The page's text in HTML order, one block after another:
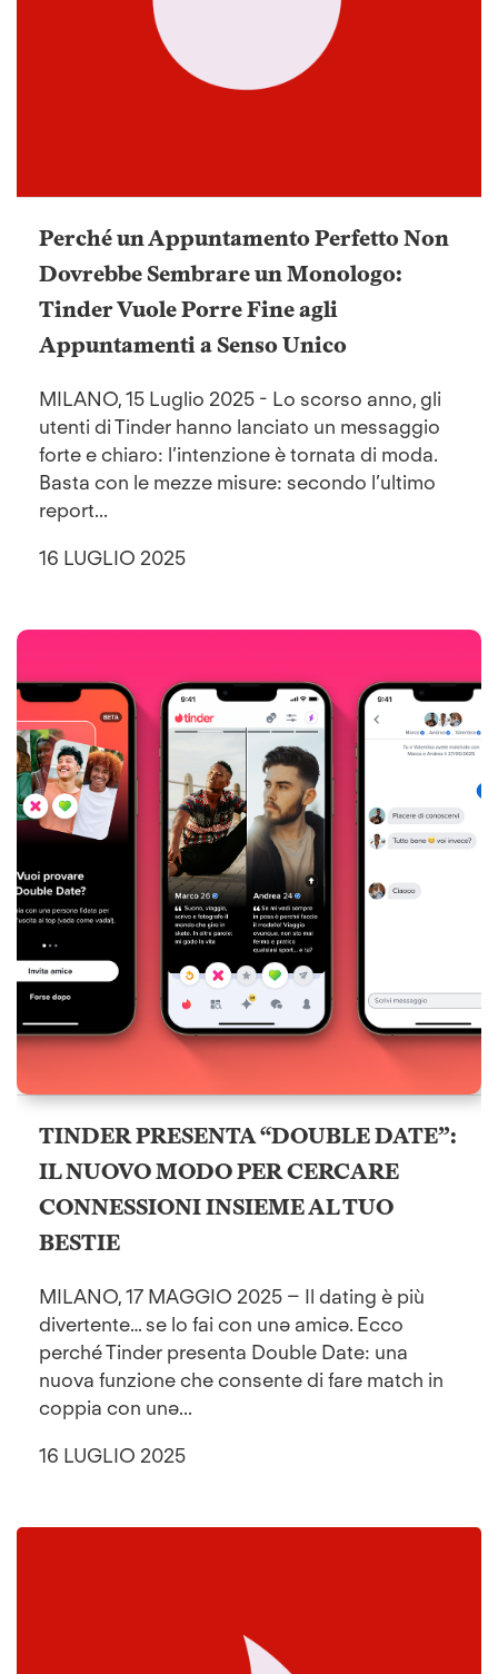
Perché un Appuntamento Perfetto Non
Dovrebbe Sembrare un Monologo:
Tinder Vuole Porre Fine agli
Appuntamenti a Senso Unico
MILANO, 15 Luglio 2025 - Lo scorso anno, gli
utenti di Tinder hanno lanciato un messaggio
forte e chiaro: l’intenzione è tornata di moda.
Basta con le mezze misure: secondo l’ultimo
report...
16 LUGLIO 2025
TINDER PRESENTA “DOUBLE DATE”:
IL NUOVO MODO PER CERCARE
CONNESSIONI INSIEME AL TUO
BESTIE
MILANO, 17 MAGGIO 2025 – Il dating è più
divertente… se lo fai con unə amicə. Ecco
perché Tinder presenta Double Date: una
nuova funzione che consente di fare match in
coppia con unə...
16 LUGLIO 2025